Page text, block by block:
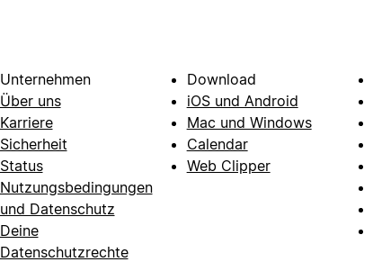
Unternehmen
Über uns
Karriere
Sicherheit
Status
Nutzungsbedingungen
und Datenschutz
Deine
Datenschutzrechte
Download
iOS und Android
Mac und Windows
Calendar
Web Clipper